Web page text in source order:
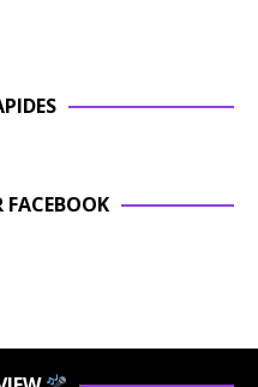
FACEBOOK